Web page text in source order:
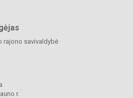
rajono savivaldybė
r.